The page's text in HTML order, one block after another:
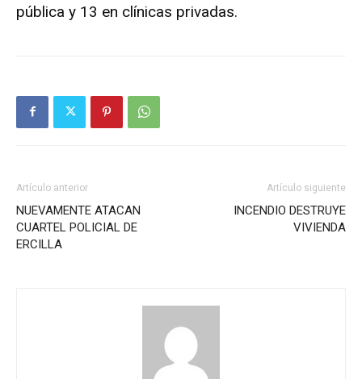
pública y 13 en clínicas privadas.
Artículo anterior
NUEVAMENTE ATACAN
CUARTEL POLICIAL DE
ERCILLA
Artículo siguiente
INCENDIO DESTRUYE
VIVIENDA